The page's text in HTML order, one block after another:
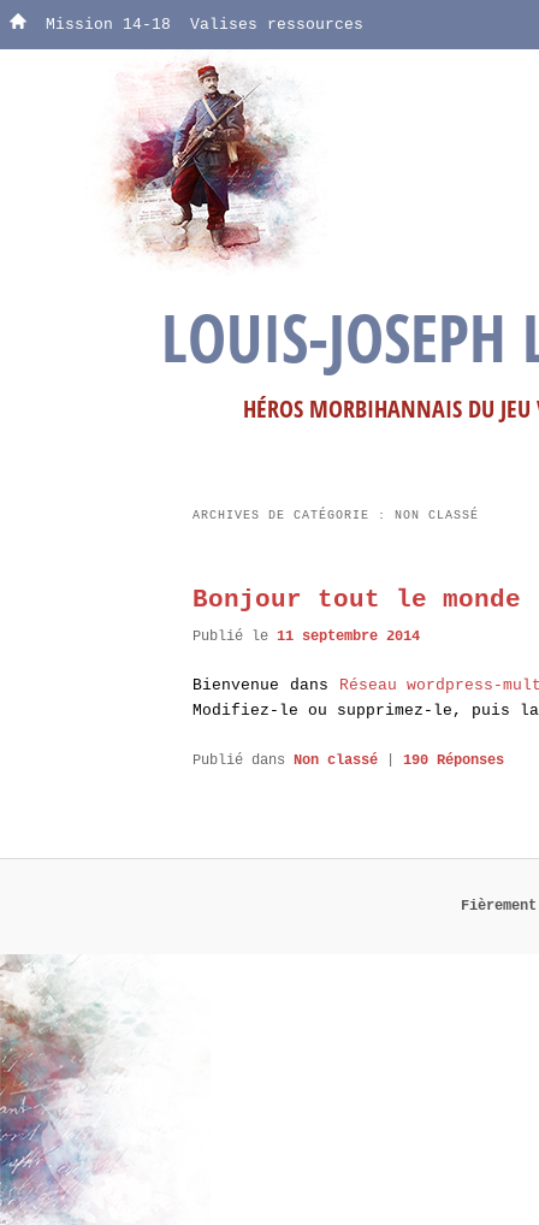
Mission 14-18 Valises ressources
LOUIS-JOSEPH
HÉROS MORBIHANNAIS DU
ARCHIVES DE CATÉGORIE : NON CLASSÉ
Bonjour tout le monde
Publié le 11 septembre 2014
Bienvenue dans Réseau wordpress-
Modifiez-le ou supprimez-le, puis
Publié dans Non classé 190 Réponses